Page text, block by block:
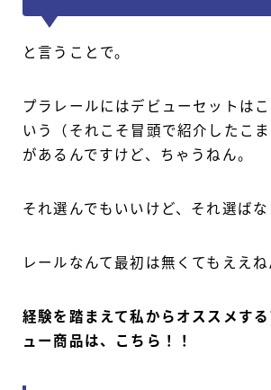
と言うことで。
プラレールにはデビューセットは
いう（それこそ冒頭で紹介したこま
があるんですけど、ちゃうねん。
それ選んでもいいけど、それ選ばな
レールなんて最初は無くてもええね
経験を踏まえて私からオススメす
ュー商品は、こちら！！